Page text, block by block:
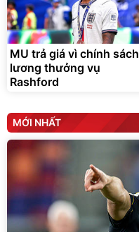
MU trả giá vì chính sách
lương thưởng vụ
Rashford
MỚI NHẤT